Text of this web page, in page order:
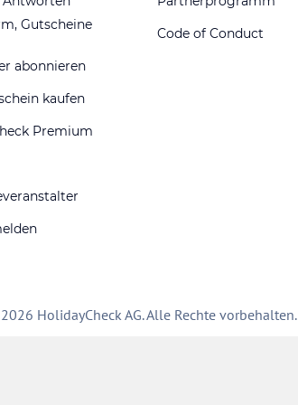
Gutscheine
abonnieren
kaufen
Premium
Code of Conduct
HolidayCheck AG. Alle Rechte vorbehalten.